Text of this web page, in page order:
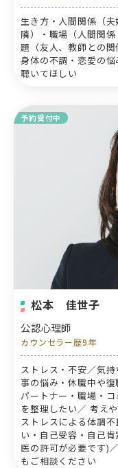
生き方・人間関係（
隣）・職場（人間関
題（友人、教師との
身体の不調・恋愛の
聴いてほしい
予約受付中
松本 佳世子
公認心理師
カウンセラー歴9年
ストレス・不安／気
事の悩み・休職中や
パートナー・職場・
を整理したい／ 考え
ストレスによる体調
い・自己受容・自己
医の許可が必要です)
もご相談ください